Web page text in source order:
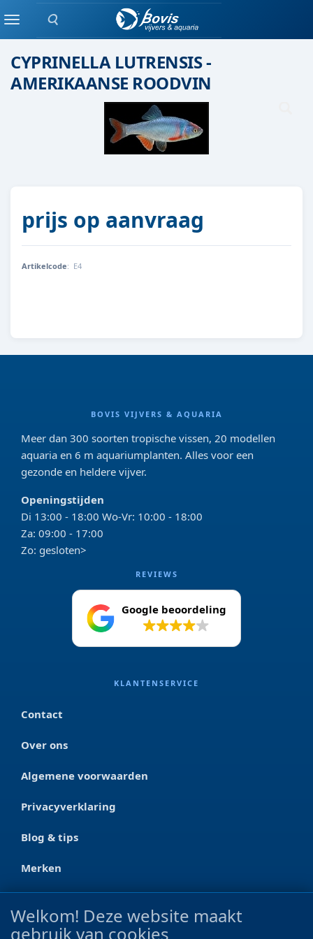
Zoeken
MenuScholenvis
CYPRINELLA LUTRENSIS -
AMERIKAANSE ROODVIN
prijs op aanvraag
Artikelcode: E4
BOVIS VIJVERS & AQUARIA
Meer dan 300 soorten tropische vissen, 20 modellen
aquaria en 6 m aquariumplanten. Alles voor een
gezonde en heldere vijver.
Openingstijden
Di 13:00 - 18:00 Wo-Vr: 10:00 - 18:00
Za: 09:00 - 17:00
Zo: gesloten>
REVIEWS
Google beoordeling
KLANTENSERVICE
Contact
Over ons
Algemene voorwaarden
Privacyverklaring
Blog & tips
Merken
CONTACT
Ootmarsumseweg 125a
Welkom! Deze website maakt
gebruik van cookies